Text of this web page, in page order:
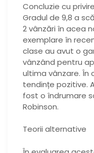
Concluzie cu
Gradul de 9,8 a
2 vânzări în acea
exemplare în
clase au avut o
vânzând pentru
ultima vânzare. În
tendințe pozitive.
fost o îndrumare
Robinson.
Teorii alternative